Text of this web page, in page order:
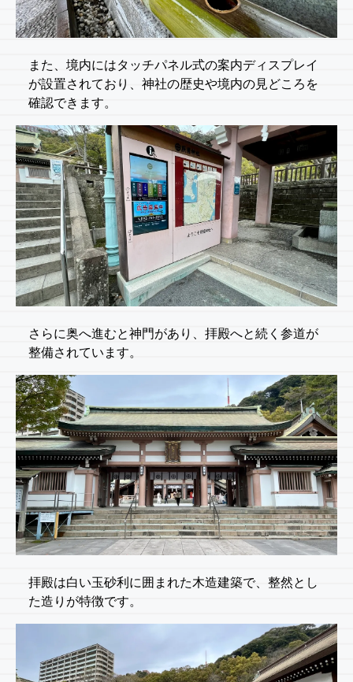
また、境内にはタッチパネル式の案内ディスプレイ
が設置されており、神社の歴史や境内の見どころを
確認できます。
さらに奥へ進むと神門があり、拝殿へと続く参道が
整備されています。
拝殿は白い玉砂利に囲まれた木造建築で、整然とし
た造りが特徴です。